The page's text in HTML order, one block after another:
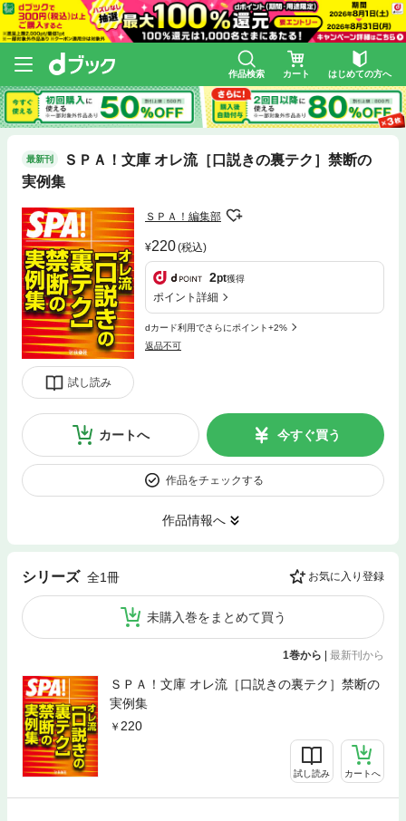
作品検索 カート はじめての方へ
最新刊
ＳＰＡ！文庫 オレ流［口説きの裏テク］禁断の
実例集
試し読み
ＳＰＡ！編集部
220(税込)
2pt獲得
ポイント詳細
dカード利用でさらにポイント+2%
返品不可
カートへ 今すぐ買う
作品をチェックする
作品情報へ
シリーズ 全1冊 お気に入り登録
未購入巻をまとめて買う
1巻から | 最新刊から
ＳＰＡ！文庫 オレ流［口説きの裏テク］禁断の
実例集
220
試し読み カートへ